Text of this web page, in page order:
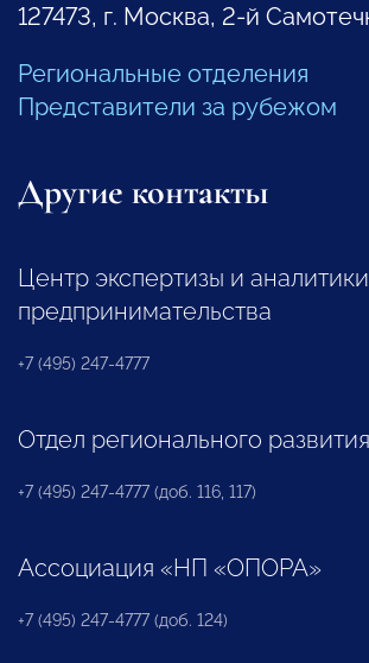
127473, г. Москва, 2-й
Региональные отделения
Представители за рубежом
Другие контакты
Центр экспертизы и
предпринимательства
+7 (495) 247-4777
Отдел регионального развития
+7 (495) 247-4777 (доб. 116, 117)
Ассоциация «НП «ОПОРА»
+7 (495) 247-4777 (доб. 124)